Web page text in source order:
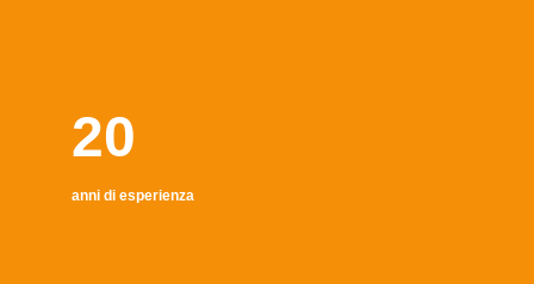
20
anni di esperienza